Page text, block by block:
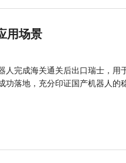
用场景
人完成海关通关后出口瑞士，
落地，充分印证国产机器人的